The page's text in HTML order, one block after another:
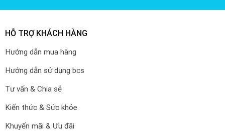
HỖ TRỢ KHÁCH HÀNG
Hướng dẫn mua hàng
Hướng dẫn sử dụng bcs
Tư vấn & Chia sẻ
Kiến thức & Sức khỏe
Khuyến mãi & Ưu đãi